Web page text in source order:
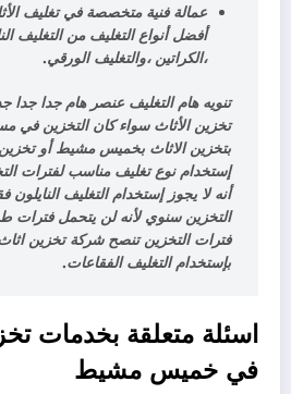
عمالة فنية متخصصة في تغليف
أفضل أنواع التغليف من التغليف
،الكراتين ،والتغليف الورقي.
تنويه هام التغليف عنصر هام جدا
تخزين الأثاث سواء كان التخزين في
بتخزين الاثاث بخميس مشيط أو
إستخدام نوع تغليف مناسب لفترات
أنه لا يجوز إستخدام التغليف
التخزين سنوي لأنه لن يتحمل فترات
فترات التخزين تنصح شركة تخزين
بإستخدام التغليف الفقاعات.
اسئلة متعلقة بخدمات
في خميس مشيط